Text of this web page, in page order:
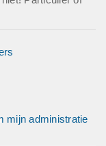
mijn administratie